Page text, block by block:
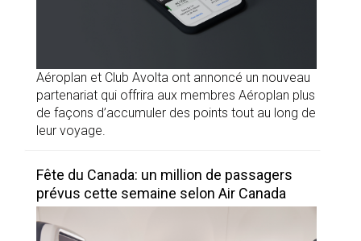
Aéroplan et Club Avolta ont annoncé un nouveau
partenariat qui offrira aux membres Aéroplan plus
de façons d’accumuler des points tout au long de
leur voyage.
Fête du Canada: un million de passagers
prévus cette semaine selon Air Canada